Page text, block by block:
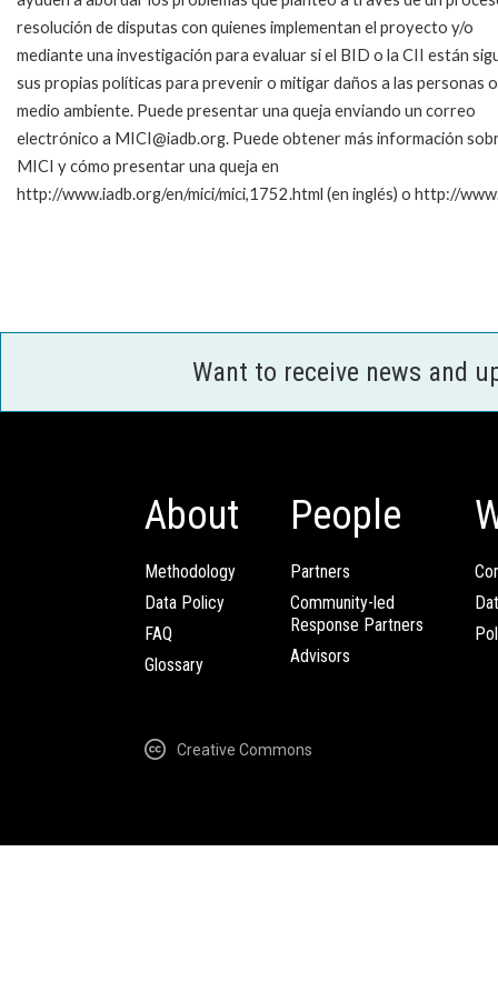
resolución de disputas con quienes implementan el proyecto y/o
mediante una investigación para evaluar si el BID o la CII están
sus propias políticas para prevenir o mitigar daños a las personas
medio ambiente. Puede presentar una queja enviando un correo
electrónico a MICI@iadb.org. Puede obtener más información
MICI y cómo presentar una queja en
http://www.iadb.org/en/mici/mici,1752.html (en inglés) o http://
Want to receive news and
About
Methodology
Data Policy
FAQ
Glossary
People
Partners
Community-led
Response Partners
Advisors
Creative Commons